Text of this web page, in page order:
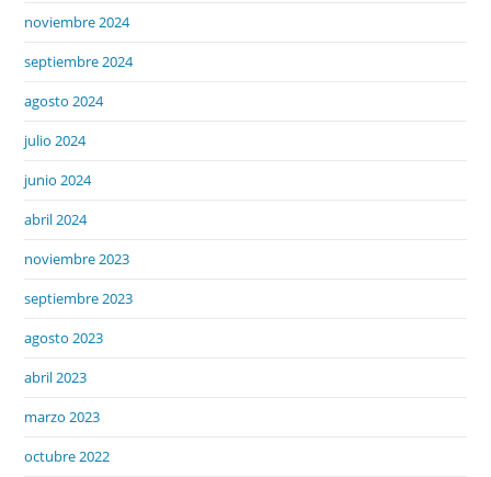
noviembre 2024
septiembre 2024
agosto 2024
julio 2024
junio 2024
abril 2024
noviembre 2023
septiembre 2023
agosto 2023
abril 2023
marzo 2023
octubre 2022